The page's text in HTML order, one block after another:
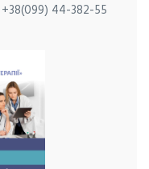
+38(099) 44-382-55